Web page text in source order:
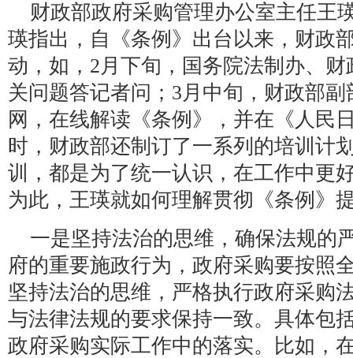
财政部政府采购管理办公室主任王
瑛指出，自《条例》出台以来，财政
动，如，2月下旬，国务院法制办、
关问题答记者问；3月中旬，财政部
网，在线解读《条例》，并在《人民
时，财政部还制订了一系列的培训计
训，都是为了统一认识，在工作中更
为此，王瑛就如何理解贯彻《条例
一是坚持法治的思维，确保法规的
府的重要施政行为，政府采购要按照
坚持法治的思维，严格执行政府采购
与法律法规的要求保持一致。具体包
政府采购实际工作中的落实。比如，